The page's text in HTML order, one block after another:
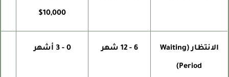
$10,000
الانتظار (Waiting
Period)